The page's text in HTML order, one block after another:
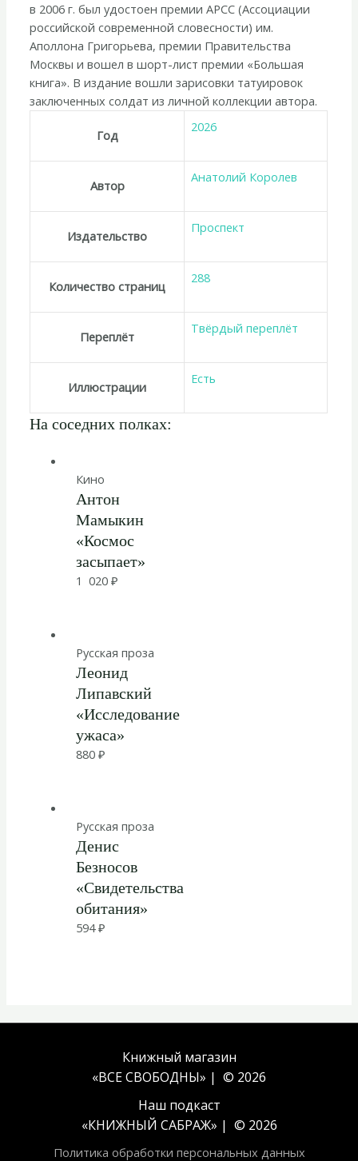
в 2006 г. был удостоен премии АРСС (Ассоциации
российской современной словесности) им.
Аполлона Григорьева, премии Правительства
Москвы и вошел в шорт-лист премии «Большая
книга». В издание вошли зарисовки татуировок
заключенных солдат из личной коллекции автора.
Год
2026
Автор
Анатолий Королев
Издательство
Проспект
Количество страниц
288
Переплёт
Твёрдый переплёт
Иллюстрации
Есть
На соседних полках:
Кино
Антон
Мамыкин
«Космос
засыпает»
1 020₽
Русская проза
Леонид
Липавский
«Исследование
ужаса»
880₽
Русская проза
Денис
Безносов
«Свидетельства
обитания»
594₽
Книжный магазин
«ВСЕ СВОБОДНЫ» | © 2026
Наш подкаст
«КНИЖНЫЙ САБРАЖ» | © 2026
Политика обработки персональных данных